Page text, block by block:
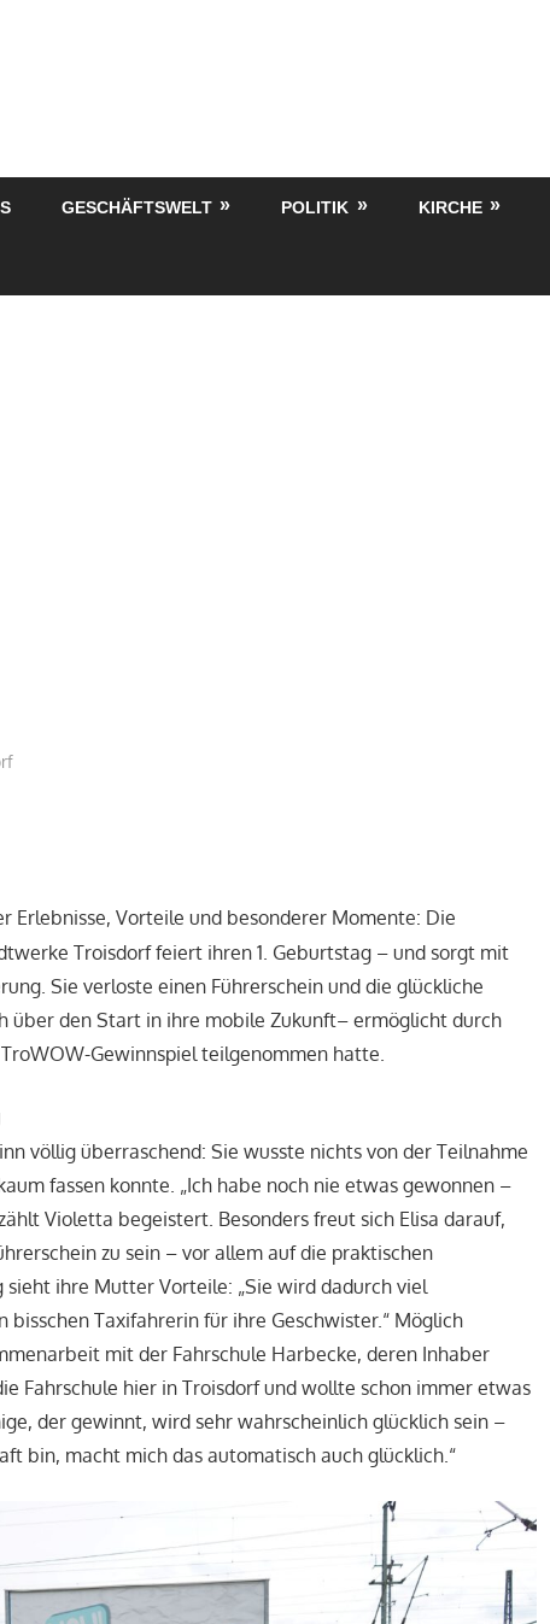
GESCHÄFTSWELT POLITIK KIRCHE
Erlebnisse, Vorteile und besonderer Momente: Die
Troisdorf feiert ihren 1. Geburtstag – und sorgt mit
Sie verloste einen Führerschein und die glückliche
über den Start in ihre mobile Zukunft– ermöglicht durch
Gewinnspiel teilgenommen hatte.
völlig überraschend: Sie wusste nichts von der Teilnahme
fassen konnte. „Ich habe noch nie etwas gewonnen –
Violetta begeistert. Besonders freut sich Elisa darauf,
zu sein – vor allem auf die praktischen
sieht ihre Mutter Vorteile: „Sie wird dadurch viel
Taxifahrerin für ihre Geschwister.“ Möglich
mit der Fahrschule Harbecke, deren Inhaber
Fahrschule hier in Troisdorf und wollte schon immer etwas
der gewinnt, wird sehr wahrscheinlich glücklich sein –
bin, macht mich das automatisch auch glücklich.“